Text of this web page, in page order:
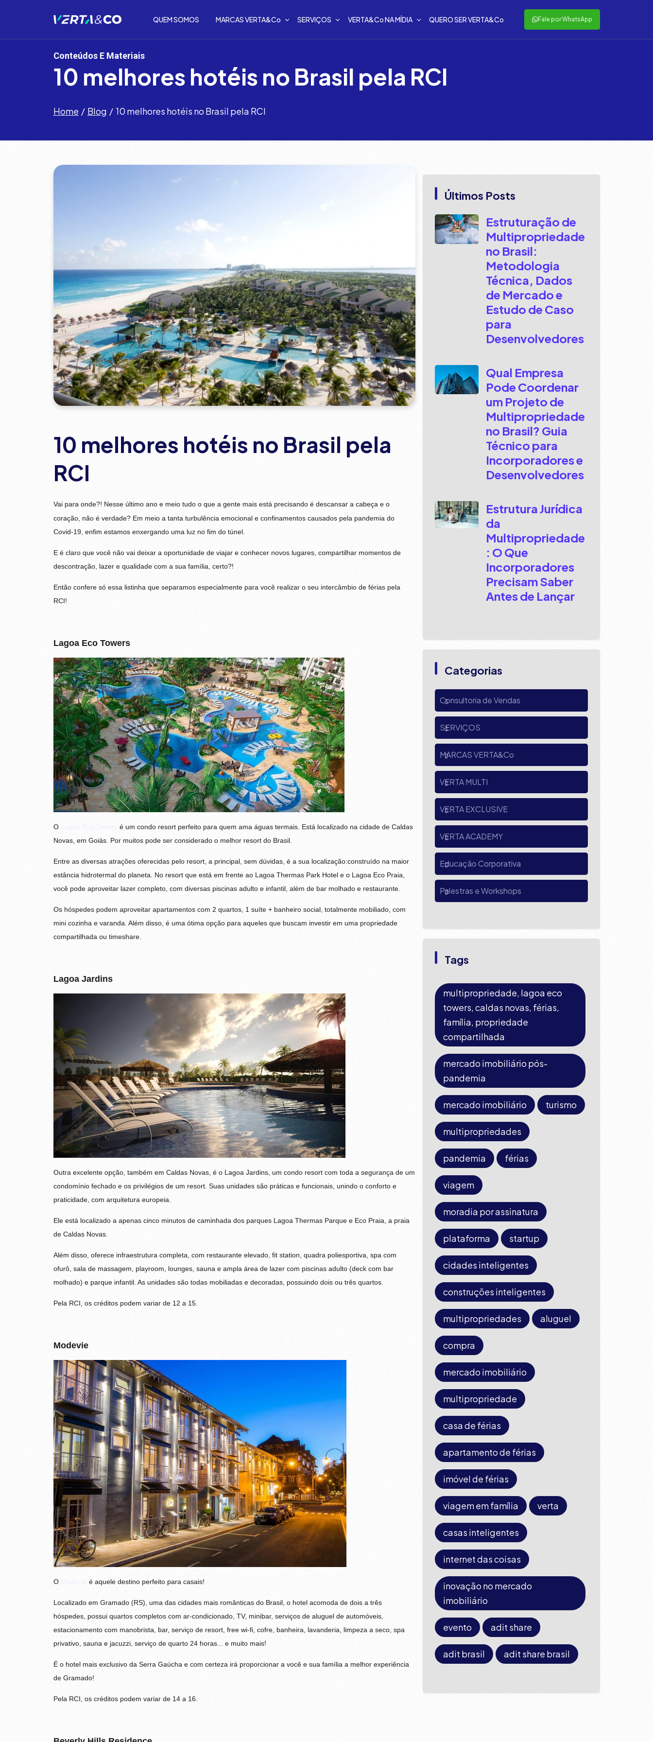
QUEM SOMOS MARCAS VERTA&Co SERVIÇOS VERTA&Co NA MÍDIA QUERO SER VERTA&Co Fale por WhatsApp
Conteúdos E Materiais
10 melhores hotéis no Brasil pela RCI
Home Blog 10 melhores hotéis no Brasil pela RCI
10 melhores hotéis no Brasil pela
RCI
Vai para onde?! Nesse último ano e meio tudo o que a gente mais está precisando é descansar a cabeça e o
coração, não é verdade? Em meio a tanta turbulência emocional e confinamentos causados pela pandemia do
Covid-19, enfim estamos enxergando uma luz no fim do túnel.
E é claro que você não vai deixar a oportunidade de viajar e conhecer novos lugares, compartilhar momentos de
descontração, lazer e qualidade com a sua família, certo?!
Então confere só essa listinha que separamos especialmente para você realizar o seu intercâmbio de férias pela
RCI!
Lagoa Eco Towers
O
é um condo resort perfeito para quem ama águas termais. Está localizado na cidade de Caldas
Novas, em Goiás. Por muitos pode ser considerado o melhor resort do Brasil.
Entre as diversas atrações oferecidas pelo resort, a principal, sem dúvidas, é a sua localização:construído na maior
estância hidrotermal do planeta. No resort que está em frente ao Lagoa Thermas Park Hotel e o Lagoa Eco Praia,
você pode aproveitar lazer completo, com diversas piscinas adulto e infantil, além de bar molhado e restaurante.
Os hóspedes podem aproveitar apartamentos com 2 quartos, 1 suíte + banheiro social, totalmente mobiliado, com
mini cozinha e varanda. Além disso, é uma ótima opção para aqueles que buscam investir em uma propriedade
compartilhada ou timeshare.
Lagoa Jardins
Outra excelente opção, também em Caldas Novas, é o Lagoa Jardins, um condo resort com toda a segurança de um
condomínio fechado e os privilégios de um resort. Suas unidades são práticas e funcionais, unindo o conforto e
praticidade, com arquitetura europeia.
Ele está localizado a apenas cinco minutos de caminhada dos parques Lagoa Thermas Parque e Eco Praia, a praia
de Caldas Novas.
Além disso, oferece infraestrutura completa, com restaurante elevado, fit station, quadra poliesportiva, spa com
ofurô, sala de massagem, playroom, lounges, sauna e ampla área de lazer com piscinas adulto (deck com bar
molhado) e parque infantil. As unidades são todas mobiliadas e decoradas, possuindo dois ou três quartos.
Pela RCI, os créditos podem variar de 12 a 15.
Modevie
O é aquele destino perfeito para casais!
Localizado em Gramado (RS), uma das cidades mais românticas do Brasil, o hotel acomoda de dois a três
hóspedes, possui quartos completos com ar-condicionado, TV, minibar, serviços de aluguel de automóveis,
estacionamento com manobrista, bar, serviço de resort, free wi-fi, cofre, banheira, lavanderia, limpeza a seco, spa
privativo, sauna e jacuzzi, serviço de quarto 24 horas... e muito mais!
É o hotel mais exclusivo da Serra Gaúcha e com certeza irá proporcionar a você e sua família a melhor experiência
de Gramado!
Pela RCI, os créditos podem variar de 14 a 16.
Últimos Posts
Estruturação de
Multipropriedade
no Brasil:
Metodologia
Técnica, Dados
de Mercado e
Estudo de Caso
para
Desenvolvedores
Qual Empresa
Pode Coordenar
um Projeto de
Multipropriedade
no Brasil? Guia
Técnico para
Incorporadores e
Desenvolvedores
Estrutura Jurídica
da
Multipropriedade
: O Que
Incorporadores
Precisam Saber
Antes de Lançar
Categorias
Consultoria de Vendas
SERVIÇOS
MARCAS VERTA&Co
VERTA MULTI
VERTA EXCLUSIVE
VERTA ACADEMY
Educação Corporativa
Palestras e Workshops
Tags
multipropriedade, lagoa eco
towers, caldas novas, férias,
família, propriedade
compartilhada
mercado imobiliário pós-
pandemia
mercado imobiliário turismo
multipropriedades
pandemia férias
viagem
moradia por assinatura
plataforma startup
cidades inteligentes
construções inteligentes
multipropriedades aluguel
compra
mercado imobiliário
multipropriedade
casa de férias
apartamento de férias
imóvel de férias
viagem em família verta
casas inteligentes
internet das coisas
inovação no mercado
imobiliário
evento adit share
adit brasil adit share brasil